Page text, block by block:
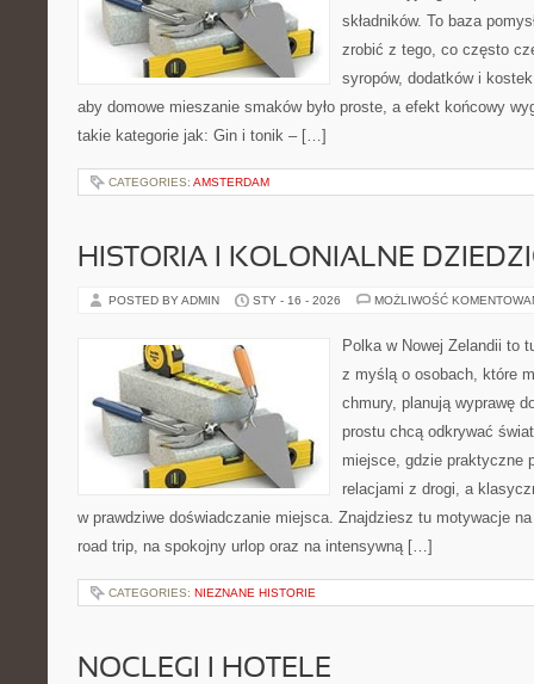
składników. To baza
zrobić z tego, co często
syropów, dodatków i
aby domowe mieszanie smaków było proste, a efekt końcowy
takie kategorie jak: Gin i tonik – […]
CATEGORIES: AMSTERDAM
HISTORIA I KOLONIALNE
POSTED BY ADMIN STY - 16 - 2026 MOŻLIWOŚĆ
Polka w Nowej Zelandii to
z myślą o osobach, które
chmury, planują wyprawę
prostu chcą odkrywać
miejsce, gdzie praktyczne
relacjami z drogi, a
w prawdziwe doświadczanie miejsca. Znajdziesz tu motywacje
road trip, na spokojny urlop oraz na intensywną […]
CATEGORIES: NIEZNANE HISTORIE
NOCLEGI I HOTELE